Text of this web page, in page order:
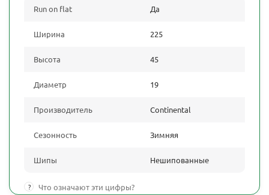
Run on flat Да
Ширина 225
Высота 45
Диаметр 19
Производитель Continental
Сезонность Зимняя
Шипы Нешипованные
? Что означают эти цифры?